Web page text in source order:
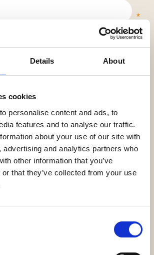
Details About
cookies
personalise content and ads, to
features and to analyse our traffic.
about your use of our site with
advertising and analytics partners who
other information that you’ve
that they’ve collected from your use
pleegzorginformatiepakket
opmerking toe